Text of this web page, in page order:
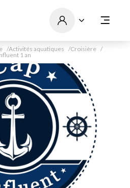
Activités aquatiques
Croisière
1 an